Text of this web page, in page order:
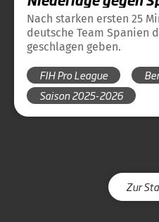
Nach starken ersten 25
deutsche Team Spanien
geschlagen geben.
FIH Pro League
Saison 2025-2026
Zur